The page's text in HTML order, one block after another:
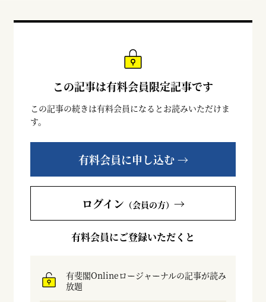
この記事は有料会員限定記事です
この記事の続きは有料会員になるとお読みいただけま
す。
有料会員に申し込む →
ログイン （会員の方） →
有料会員にご登録いただくと
有斐閣Onlineロージャーナルの記事が読み
放題